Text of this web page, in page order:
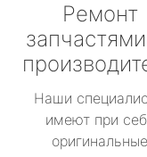
Ремонт
Наши
имеют при
оригинальные